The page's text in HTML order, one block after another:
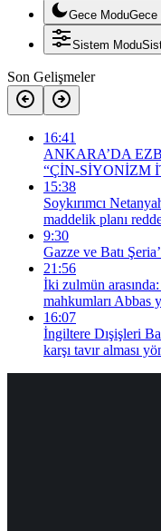
Gece ModuGece
Sistem Modu
Son Gelişmeler
16:41
ANKARA’DA
“ÇİN-SİYONİZM
15:38
Soykırımcı
maddelik planı
9:30
Gazze ve Batı
21:56
İki zulmün
mahkumları Abbas
16:07
İngiltere Dışişleri
karşı tavır alması